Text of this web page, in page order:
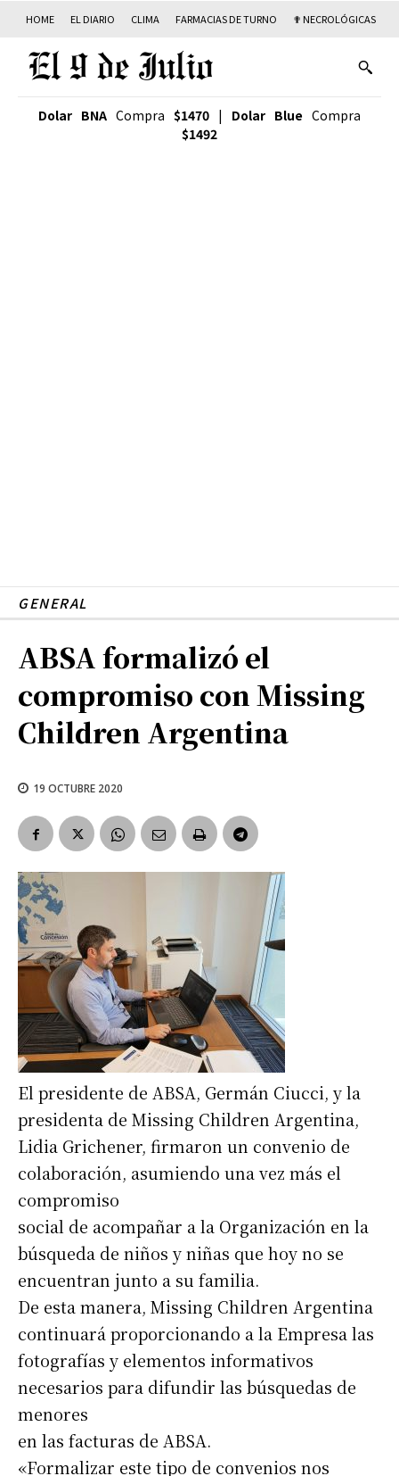
HOME EL DIARIO CLIMA FARMACIAS DE TURNO ✟ NECROLÓGICAS
Dolar BNA Compra $1470 | Dolar Blue Compra
$1492
GENERAL
ABSA formalizó el
compromiso con Missing
Children Argentina
19 OCTUBRE 2020
El presidente de ABSA, Germán Ciucci, y la
presidenta de Missing Children Argentina,
Lidia Grichener, firmaron un convenio de
colaboración, asumiendo una vez más el
compromiso
social de acompañar a la Organización en la
búsqueda de niños y niñas que hoy no se
encuentran junto a su familia.
De esta manera, Missing Children Argentina
continuará proporcionando a la Empresa las
fotografías y elementos informativos
necesarios para difundir las búsquedas de
menores
en las facturas de ABSA.
«Formalizar este tipo de convenios nos